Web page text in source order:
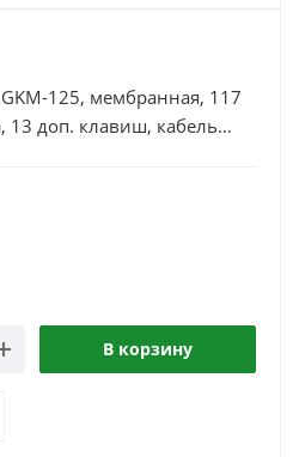
125, мембранная, 117
13 доп. клавиш, кабель
В корзину